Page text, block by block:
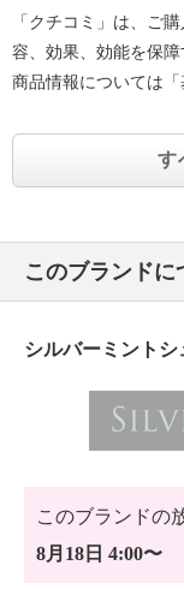
「クチコミ」は、ご
容、効果、効能を保障
商品情報については「
す
このブランドに
シルバーミントシ
このブランドの
8月18日 4:00〜